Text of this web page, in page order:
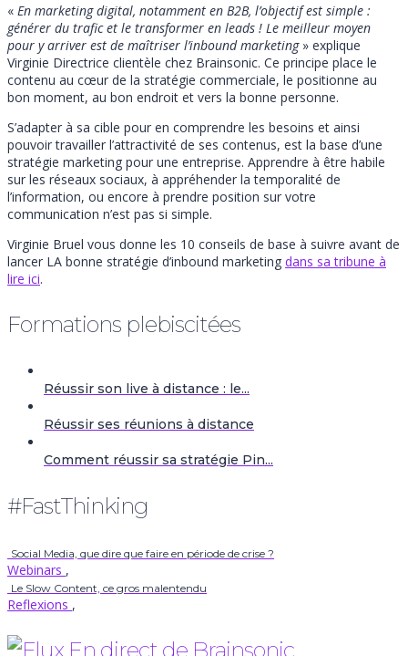
« En marketing digital, notamment en B2B, l’objectif est simple :
générer du trafic et le transformer en leads ! Le meilleur moyen
pour y arriver est de maîtriser l’inbound marketing» explique
Virginie Directrice clientèle chez Brainsonic. Ce principe place le
contenu au cœur de la stratégie commerciale, le positionne au
bon moment, au bon endroit et vers la bonne personne.
S’adapter à sa cible pour en comprendre les besoins et ainsi
pouvoir travailler l’attractivité de ses contenus, est la base d’une
stratégie marketing pour une entreprise. Apprendre à être habile
sur les réseaux sociaux, à appréhender la temporalité de
l’information, ou encore à prendre position sur votre
communication n’est pas si simple.
Virginie Bruel vous donne les 10 conseils de base à suivre avant de
lancer LA bonne stratégie d’inbound marketing dans sa tribune à
lire ici.
Formations plebiscitées
Réussir son live à distance : le...
Réussir ses réunions à distance
Comment réussir sa stratégie Pin...
#FastThinking
Social Media, que dire que faire en période de crise ?
Webinars ,
Le Slow Content, ce gros malentendu
Reflexions ,
En direct de Brainsonic